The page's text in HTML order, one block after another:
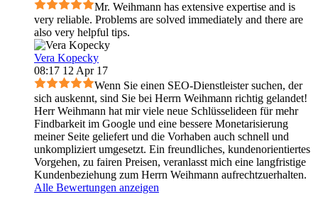
Mr. Weihmann has extensive expertise and is
very reliable. Problems are solved immediately and there are
also very helpful tips.
Vera Kopecky
08:17 12 Apr 17
Wenn Sie einen SEO-Dienstleister suchen, der
sich auskennt, sind Sie bei Herrn Weihmann richtig gelandet!
Herr Weihmann hat mir viele neue Schlüsselideen für mehr
Findbarkeit im Google und eine bessere Monetarisierung
meiner Seite geliefert und die Vorhaben auch schnell und
unkompliziert umgesetzt. Ein freundliches, kundenorientiertes
Vorgehen, zu fairen Preisen, veranlasst mich eine langfristige
Kundenbeziehung zum Herrn Weihmann aufrechtzuerhalten.
Alle Bewertungen anzeigen